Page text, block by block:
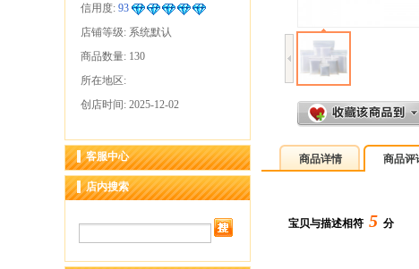
信用度: 93
店铺等级: 系统默认
商品数量: 130
所在地区:
创店时间: 2025-12-02
客服中心
店内搜索
商品详情 商品评
宝贝与描述相符 5 分